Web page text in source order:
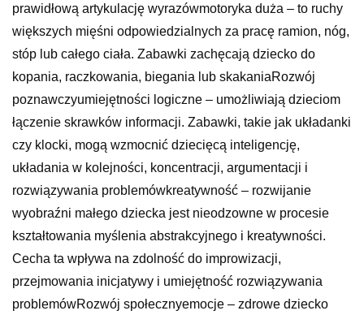
prawidłową artykulację wyrazówmotoryka duża – to ruchy
większych mięśni odpowiedzialnych za pracę ramion, nóg,
stóp lub całego ciała. Zabawki zachęcają dziecko do
kopania, raczkowania, biegania lub skakaniaRozwój
poznawczyumiejętności logiczne – umożliwiają dzieciom
łączenie skrawków informacji. Zabawki, takie jak układanki
czy klocki, mogą wzmocnić dziecięcą inteligencję,
układania w kolejności, koncentracji, argumentacji i
rozwiązywania problemówkreatywność – rozwijanie
wyobraźni małego dziecka jest nieodzowne w procesie
kształtowania myślenia abstrakcyjnego i kreatywności.
Cecha ta wpływa na zdolność do improwizacji,
przejmowania inicjatywy i umiejętność rozwiązywania
problemówRozwój społecznyemocje – zdrowe dziecko